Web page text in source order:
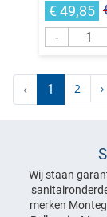
€ 49,85
-
‹ 1 2 ›
Wij staan
merken